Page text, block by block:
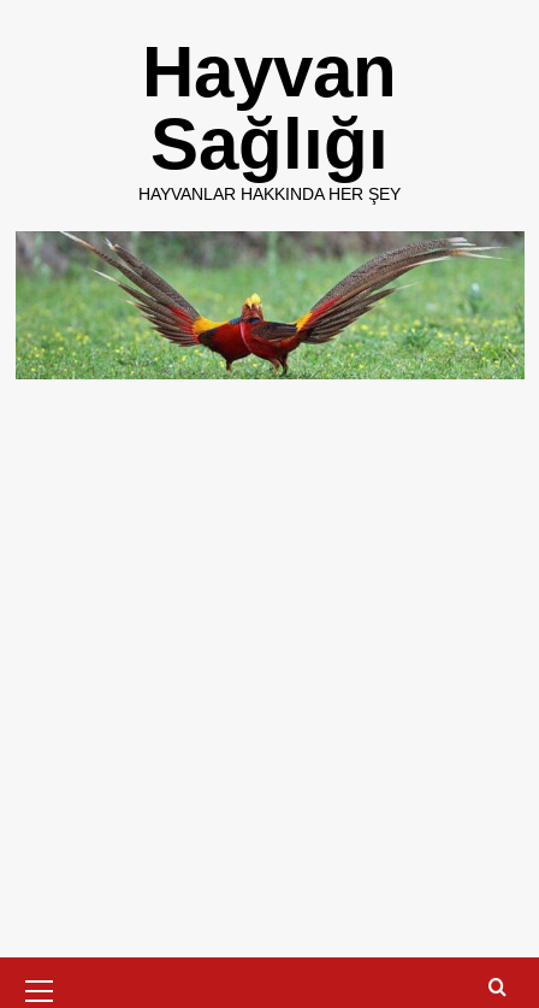
Hayvan
Sağlığı
HAYVANLAR HAKKINDA HER ŞEY
Menu